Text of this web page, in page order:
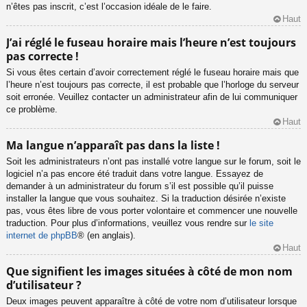
n’êtes pas inscrit, c’est l’occasion idéale de le faire.
Haut
J’ai réglé le fuseau horaire mais l’heure n’est toujours
pas correcte !
Si vous êtes certain d’avoir correctement réglé le fuseau horaire mais que
l’heure n’est toujours pas correcte, il est probable que l’horloge du serveur
soit erronée. Veuillez contacter un administrateur afin de lui communiquer
ce problème.
Haut
Ma langue n’apparaît pas dans la liste !
Soit les administrateurs n’ont pas installé votre langue sur le forum, soit le
logiciel n’a pas encore été traduit dans votre langue. Essayez de
demander à un administrateur du forum s’il est possible qu’il puisse
installer la langue que vous souhaitez. Si la traduction désirée n’existe
pas, vous êtes libre de vous porter volontaire et commencer une nouvelle
traduction. Pour plus d’informations, veuillez vous rendre sur le site
internet de phpBB® (en anglais).
Haut
Que signifient les images situées à côté de mon nom
d’utilisateur ?
Deux images peuvent apparaître à côté de votre nom d’utilisateur lorsque